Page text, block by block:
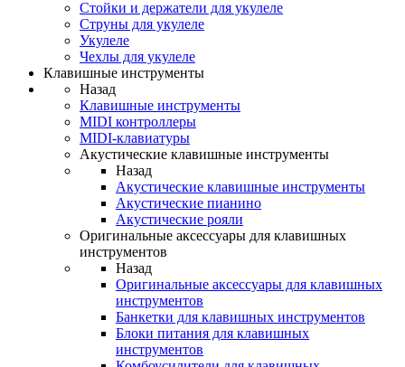
Стойки и держатели для укулеле
Струны для укулеле
Укулеле
Чехлы для укулеле
Клавишные инструменты
Назад
Клавишные инструменты
MIDI контроллеры
MIDI-клавиатуры
Акустические клавишные инструменты
Назад
Акустические клавишные инструменты
Акустические пианино
Акустические рояли
Оригинальные аксессуары для клавишных
инструментов
Назад
Оригинальные аксессуары для клавишных
инструментов
Банкетки для клавишных инструментов
Блоки питания для клавишных
инструментов